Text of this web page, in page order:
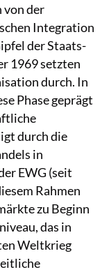
von der
Integration
der Staats-
1969 setzten
durch. In
Phase geprägt
durch die
in
EWG (seit
Rahmen
zu Beginn
das in
Weltkrieg